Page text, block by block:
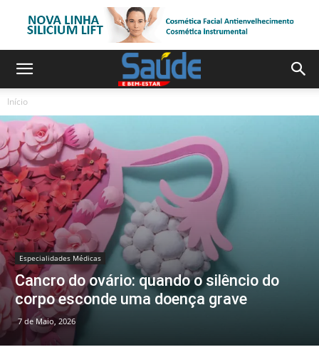
Início
Especialidades Médicas
Cancro do ovário: quando o silêncio do
corpo esconde uma doença grave
7 de Maio, 2026